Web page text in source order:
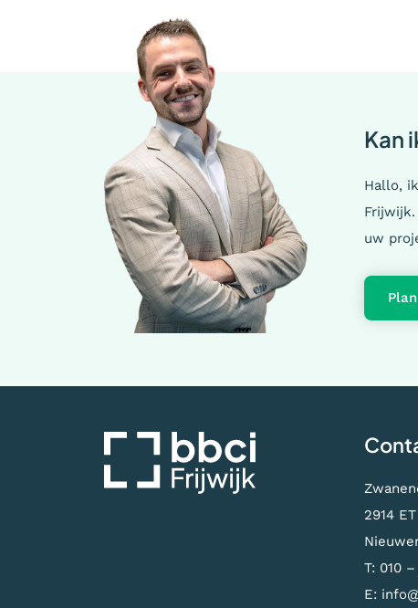
Kan
Hallo,
uw
2914 ET
T: 010
E: